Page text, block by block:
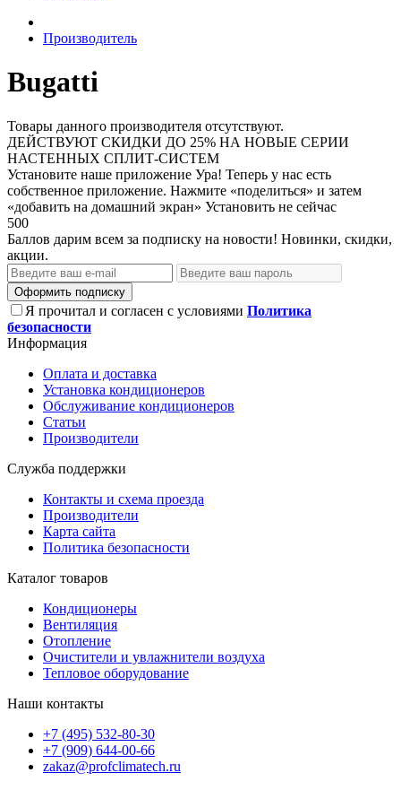
Производитель
Bugatti
Товары данного производителя отсутствуют.
ДЕЙСТВУЮТ СКИДКИ ДО 25% НА НОВЫЕ СЕРИИ
НАСТЕННЫХ СПЛИТ-СИСТЕМ
Установите наше приложение Ура! Теперь у нас есть
собственное приложение. Нажмите «поделиться» и затем
«добавить на домашний экран» Установить не сейчас
500
Баллов дарим всем за подписку на новости! Новинки, скидки,
акции.
Оформить подписку
Я прочитал и согласен с условиями Политика
безопасности
Информация
Оплата и доставка
Установка кондиционеров
Обслуживание кондиционеров
Статьи
Производители
Служба поддержки
Контакты и схема проезда
Производители
Карта сайта
Политика безопасности
Каталог товаров
Кондиционеры
Вентиляция
Отопление
Очистители и увлажнители воздуха
Тепловое оборудование
Наши контакты
+7 (495) 532-80-30
+7 (909) 644-00-66
zakaz@profclimatech.ru